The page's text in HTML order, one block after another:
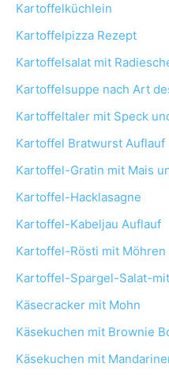
Kartoffelküchlein
Kartoffelpizza Rezept
Kartoffelsalat mit
Kartoffelsuppe nach Art
Kartoffeltaler mit Speck
Kartoffel Bratwurst Auflauf
Kartoffel-Gratin mit Mais
Kartoffel-Hacklasagne
Kartoffel-Kabeljau Auflauf
Kartoffel-Rösti mit
Kartoffel-Spargel-Salat-
Käsecracker mit Mohn
Käsekuchen mit Brownie
Käsekuchen mit